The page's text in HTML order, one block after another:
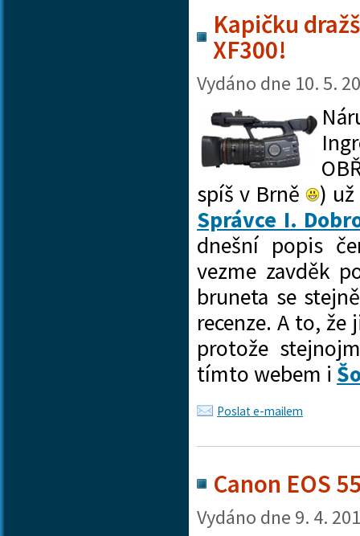
Kapičku
XF300!
Vydáno dne 10. 5.
spíš v Brně
)
Správce I.
dnešní popis
vezme zavděk
bruneta se
recenze. A to,
protože
tímto webem i
Poslat e-mailem
Canon EOS
Vydáno dne 9. 4.